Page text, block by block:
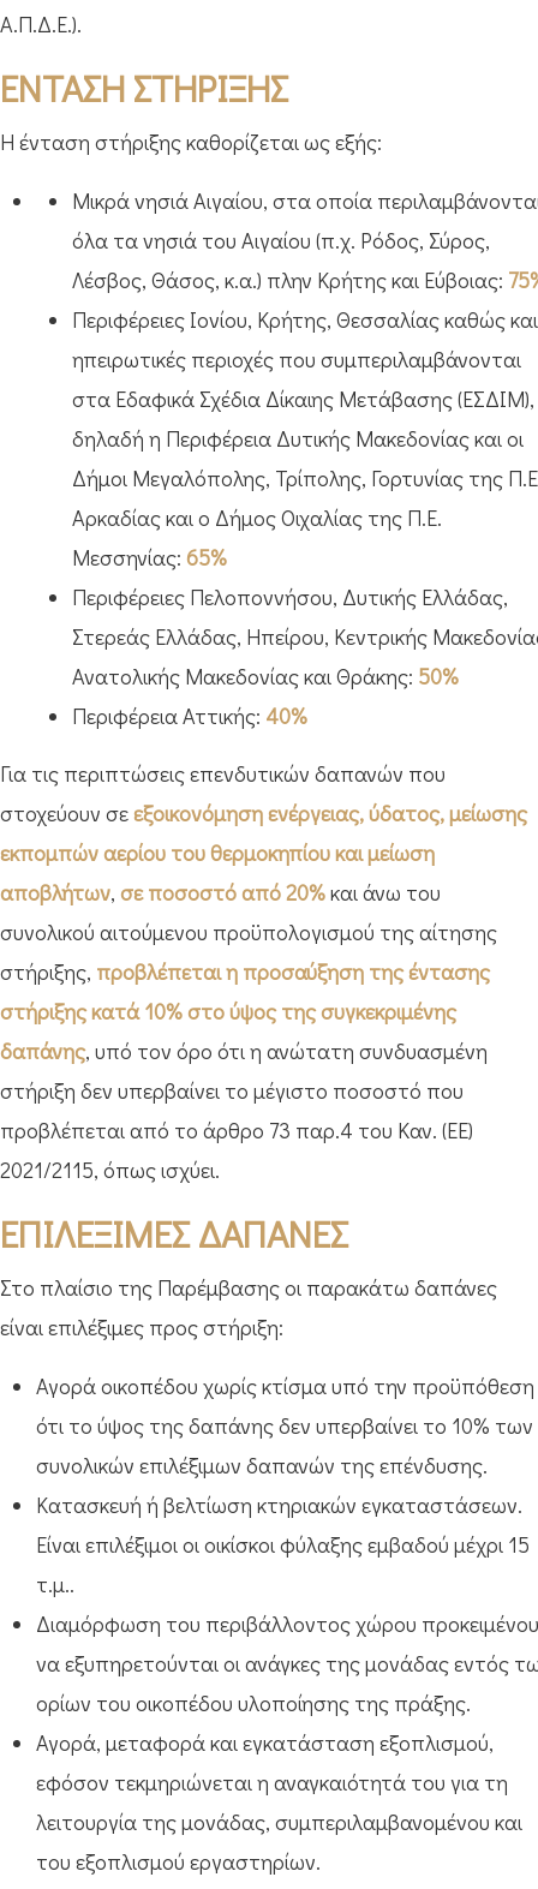
Α.Π.Δ.Ε.).
ΕΝΤΑΣΗ ΣΤΗΡΙΞΗΣ
Η ένταση στήριξης καθορίζεται ως εξής:
Μικρά νησιά Αιγαίου, στα οποία
όλα τα νησιά του Αιγαίου (π.χ. Ρόδος, Σύρος,
Λέσβος, Θάσος, κ.α.) πλην Κρήτης και Εύβοιας:
Περιφέρειες Ιονίου, Κρήτης, Θεσσαλίας καθώς και
ηπειρωτικές περιοχές που συμπεριλαμβάνονται
στα Εδαφικά Σχέδια Δίκαιης Μετάβασης (ΕΣΔΙΜ),
δηλαδή η Περιφέρεια Δυτικής Μακεδονίας και οι
Δήμοι Μεγαλόπολης, Τρίπολης, Γορτυνίας της
Αρκαδίας και ο Δήμος Οιχαλίας της Π.Ε.
Μεσσηνίας: 65%
Περιφέρειες Πελοποννήσου, Δυτικής Ελλάδας,
Στερεάς Ελλάδας, Ηπείρου, Κεντρικής
Ανατολικής Μακεδονίας και Θράκης: 50%
Περιφέρεια Αττικής: 40%
Για τις περιπτώσεις επενδυτικών δαπανών που
στοχεύουν σεεξοικονόμηση ενέργειας, ύδατος, μείωσης
εκπομπών αερίου του θερμοκηπίου και μείωση
αποβλήτων, σε ποσοστό από 20%και άνω του
συνολικού αιτούμενου προϋπολογισμού της αίτησης
στήριξης, προβλέπεται η προσαύξηση της έντασης
στήριξης κατά 10% στο ύψος της συγκεκριμένης
δαπάνης, υπό τον όρο ότι η ανώτατη συνδυασμένη
στήριξη δεν υπερβαίνει το μέγιστο ποσοστό που
προβλέπεται από το άρθρο 73 παρ.4 του Καν. (ΕΕ)
2021/2115, όπως ισχύει.
ΕΠΙΛΕΞΙΜΕΣ ΔΑΠΑΝΕΣ
Στο πλαίσιο της Παρέμβασης οι παρακάτω δαπάνες
είναι επιλέξιμες προς στήριξη:
Αγορά οικοπέδου χωρίς κτίσμα υπό την προϋπόθεση
ότι το ύψος της δαπάνης δεν υπερβαίνει το 10% των
συνολικών επιλέξιμων δαπανών της επένδυσης.
Κατασκευή ή βελτίωση κτηριακών εγκαταστάσεων.
Είναι επιλέξιμοι οι οικίσκοι φύλαξης εμβαδού μέχρι 15
τ.μ..
Διαμόρφωση του περιβάλλοντος χώρου προκειμένου
να εξυπηρετούνται οι ανάγκες της μονάδας εντός
ορίων του οικοπέδου υλοποίησης της πράξης.
Αγορά, μεταφορά και εγκατάσταση εξοπλισμού,
εφόσον τεκμηριώνεται η αναγκαιότητά του για τη
λειτουργία της μονάδας, συμπεριλαμβανομένου και
του εξοπλισμού εργαστηρίων.